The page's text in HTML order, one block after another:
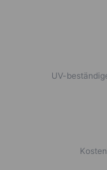
UV-